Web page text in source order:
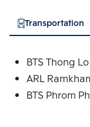
Transportation
BTS Thong
ARL
BTS Phrom